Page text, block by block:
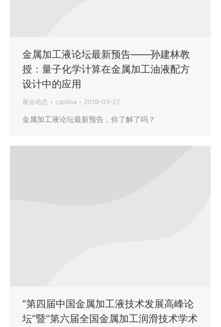
金属加工液论坛最新预告——孙建林教
授：量子化学计算在金属加工油液配方
设计中的应用
展会动态 caolina 2019-03-27
金属加工液论坛最新预告，你了解了吗？
“第四届中国金属加工液技术发展高峰论
坛”暨“第六届全国金属加工润滑技术学术